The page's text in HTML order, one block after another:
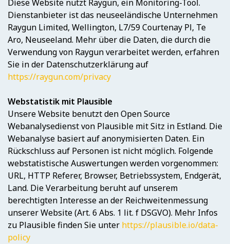
Diese Website nutzt Raygun, ein Monitoring-Tool.
Dienstanbieter ist das neuseeländische Unternehmen
Raygun Limited, Wellington, L7/59 Courtenay Pl, Te
Aro, Neuseeland. Mehr über die Daten, die durch die
Verwendung von Raygun verarbeitet werden, erfahren
Sie in der Datenschutzerklärung auf
https://raygun.com/privacy
Webstatistik mit Plausible
Unsere Website benutzt den Open Source
Webanalysedienst von Plausible mit Sitz in Estland. Die
Webanalyse basiert auf anonymisierten Daten. Ein
Rückschluss auf Personen ist nicht möglich. Folgende
webstatistische Auswertungen werden vorgenommen:
URL, HTTP Referer, Browser, Betriebssystem, Endgerät,
Land. Die Verarbeitung beruht auf unserem
berechtigten Interesse an der Reichweitenmessung
unserer Website (Art. 6 Abs. 1 lit. f DSGVO). Mehr Infos
zu Plausible finden Sie unter https://plausible.io/data-
policy